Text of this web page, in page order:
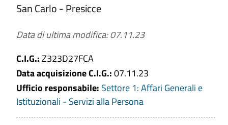
Numero
San Carlo - Presicce
Data di ultima modifica: 07.11.23
C.I.G.:Z323D27FCA
Data acquisizione C.I.G.:07.11.23
Ufficio responsabile: Settore 1: Affari Generali e
Istituzionali - Servizi alla Persona